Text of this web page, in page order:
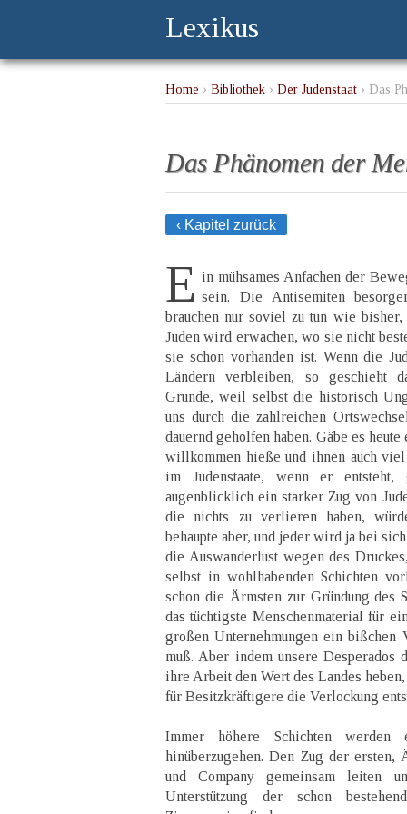
Lexikus
Home › Bibliothek › Der Judenstaat › Das
Das Phänomen der
‹ Kapitel zurück
E in mühsames Anfachen der
sein. Die Antisemiten
brauchen nur soviel zu tun wie
Juden wird erwachen, wo sie nicht
sie schon vorhanden ist. Wenn die
Ländern verbleiben, so geschieht
Grunde, weil selbst die historisch
uns durch die zahlreichen
dauernd geholfen haben. Gäbe es
willkommen hieße und ihnen auch
im Judenstaate, wenn er
augenblicklich ein starker Zug von
die nichts zu verlieren haben,
behaupte aber, und jeder wird ja bei
die Auswanderlust wegen des
selbst in wohlhabenden Schichten
schon die Ärmsten zur Gründung des
das tüchtigste Menschenmaterial für
großen Unternehmungen ein bißchen
muß. Aber indem unsere Desperados
ihre Arbeit den Wert des Landes
für Besitzkräftigere die Verlockung
Immer höhere Schichten werden
hinüberzugehen. Den Zug der ersten,
und Company gemeinsam leiten
Unterstützung der schon